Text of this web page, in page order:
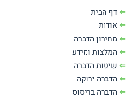
⇐דף הבית
⇐אודות
⇐ מחירון הדברה
⇐המלצות ומידע
⇐ שיטות הדברה
⇐הדברה ירוקה
⇐הדברה בריסוס